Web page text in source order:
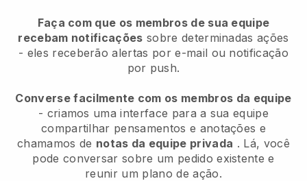
Faça com que os membros de sua equipe
recebam notificações sobre determinadas ações
- eles receberão alertas por e-mail ou notificação
por push.
Converse facilmente com os membros da equipe
- criamos uma interface para a sua equipe
compartilhar pensamentos e anotações e
chamamos de notas da equipe privada . Lá, você
pode conversar sobre um pedido existente e
reunir um plano de ação.